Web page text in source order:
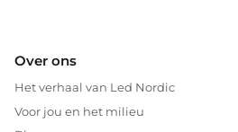
Over ons
Het verhaal van Led Nordic
Voor jou en het milieu